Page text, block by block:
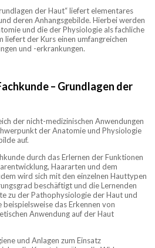
der Haut“ liefert elementares
deren Anhangsgebilde. Hierbei werden
und die der Physiologie als fachliche
liefert der Kurs einen umfangreichen
und -erkrankungen.
– Grundlagen der
der nicht-medizinischen Anwendungen
der Anatomie und Physiologie
auf.
durch das Erlernen der Funktionen
Haararten und dem
wird sich mit den einzelnen Hauttypen
beschäftigt und die Lernenden
zu der Pathophysiologie der Haut und
das Erkennen von
Anwendung auf der Haut
und Anlagen zum Einsatz